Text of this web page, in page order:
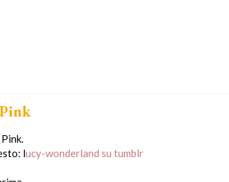
lucy-wonderland su tumblr